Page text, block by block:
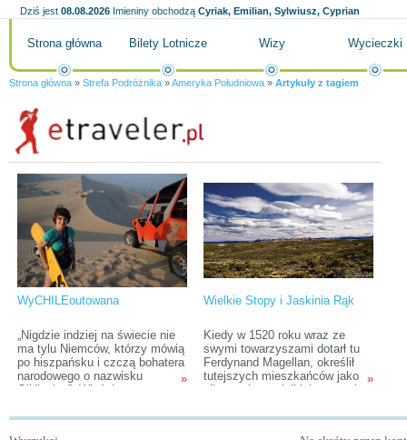
Dziś jest 08.08.2026 Imieniny obchodzą Cyriak, Emilian, Sylwiusz, Cyprian
Strona główna Bilety Lotnicze Wizy Wycieczki
Strona główna » Strefa Podróżnika »Ameryka Południowa » Artykuły z tagiem
WyCHILEoutowana
„Nigdzie indziej na świecie nie
ma tylu Niemców, którzy mówią
po hiszpańsku i czczą bohatera
narodowego o nazwisku
O’Higgins”. Właśnie ta,
na temat Chile pchnęła moje
»
Wielkie Stopy i Jaskinia Rąk
Kiedy w 1520 roku wraz ze
swymi towarzyszami dotarł tu
Ferdynand Magellan, określił
tutejszych mieszkańców jako
olbrzymów o wielkich stopach.
dalekiej Hiszpanii
»